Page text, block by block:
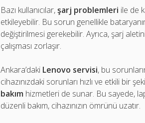
Bazı kullanıcılar,şarj problemleri ile de
etkileyebilir. Bu sorun genellikle
değiştirilmesi gerekebilir. Ayrıca, şarj
çalışması zorlaşır.
Ankara’daki Lenovo servisi, bu
cihazınızdaki sorunları hızlı ve etkili bir
bakım hizmetleri de sunar. Bu sayede,
düzenli bakım, cihazınızın ömrünü uzatır.